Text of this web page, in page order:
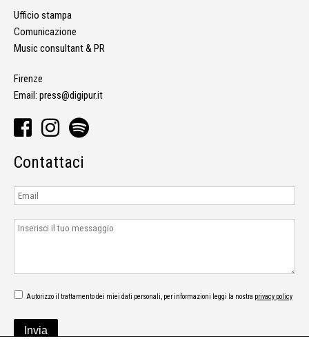
Ufficio stampa
Comunicazione
Music consultant & PR
Firenze
Email: press@digipur.it
Contattaci
Autorizzo il trattamento dei miei dati personali, per informazioni leggi la nostra privacy policy